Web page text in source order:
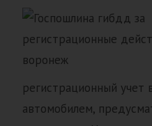
регистрационный
автомобилем,